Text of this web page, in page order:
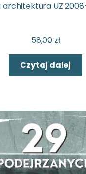
architektura UZ
58,00 zł
Czytaj dalej